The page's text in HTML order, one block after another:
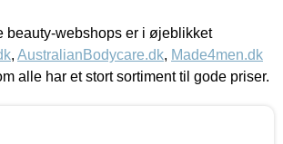
beauty-webshops er i øjeblikket
, AustralianBodycare.dk, Made4men.dk
alle har et stort sortiment til gode priser.